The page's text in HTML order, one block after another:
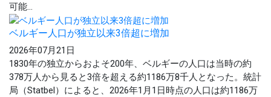
可能...
ベルギー人口が独立以来3倍超に増加
2026年07月21日
1830年の独立からおよそ200年、ベルギーの人口は当時の約
378万人から見ると3倍を超える約1186万8千人となった。統計
局（Statbel）によると、2026年1月1日時点の人口は約1186万